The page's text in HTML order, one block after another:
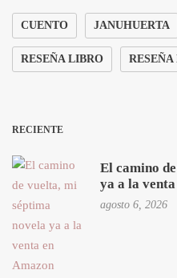
CUENTO JANUHUERTA
RESEÑA LIBRO
RECIENTE
El camino
ya a la
agosto 6, 2026